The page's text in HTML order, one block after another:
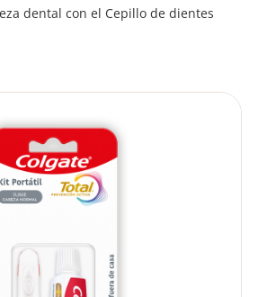
dental con el Cepillo de dientes